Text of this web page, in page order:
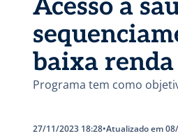
Acesso a
baixa renda
Programa tem como
27/11/2023 18:28•Atualizado em